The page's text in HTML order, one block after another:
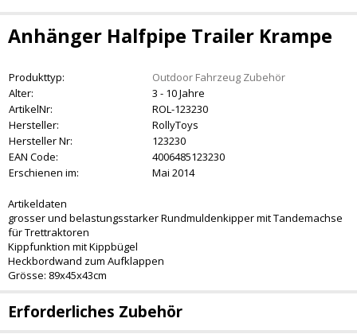
Anhänger Halfpipe Trailer Krampe
Produkttyp:
Outdoor Fahrzeug Zubehör
Alter:
3 - 10 Jahre
ArtikelNr:
ROL-123230
Hersteller:
RollyToys
Hersteller Nr:
123230
EAN Code:
4006485123230
Erschienen im:
Mai 2014
Artikeldaten
grosser und belastungsstarker Rundmuldenkipper mit Tandemachse
für Trettraktoren
Kippfunktion mit Kippbügel
Heckbordwand zum Aufklappen
Grösse: 89x45x43cm
Erforderliches Zubehör